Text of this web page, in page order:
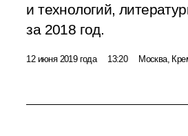
и технологий,
за 2018 год.
12 июня 2019 года 13:20 Москва,